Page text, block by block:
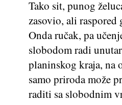
Tako sit, punog
zasovio, ali raspored
Onda ručak, pa
slobodom radi
planinskog kraja, na
samo priroda može
raditi sa slobodnim